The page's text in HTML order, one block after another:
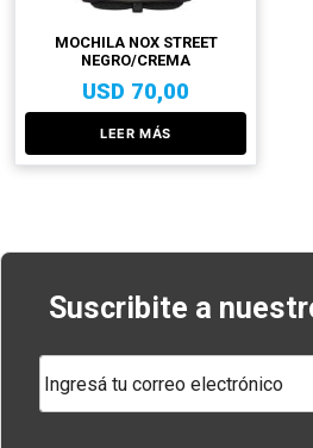
MOCHILA NOX STREET
NEGRO/CREMA
USD 70,00
LEER MÁS
Suscribite a